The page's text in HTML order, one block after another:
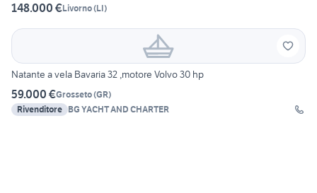
148.000 €Livorno(LI)
Natante a vela Bavaria 32 ,motore Volvo 30 hp
59.000 €Grosseto(GR)
Rivenditore BG YACHT AND CHARTER